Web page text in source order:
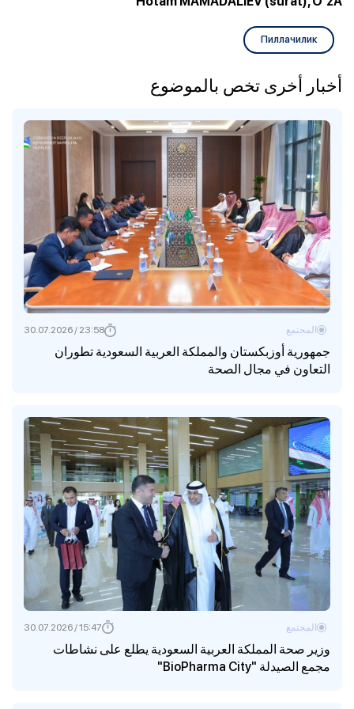
Пиллачилик
أخبار أخرى تخص بالموضوع
جمهورية أوزبكستان والمملكة العربية السعودية تطوران
التعاون في مجال الصحة
المجتمع 23:58 / 30.07.2026
وزير صحة المملكة العربية السعودية يطلع على نشاطات
مجمع الصيدلة "BioPharma City"
المجتمع 15:47 / 30.07.2026